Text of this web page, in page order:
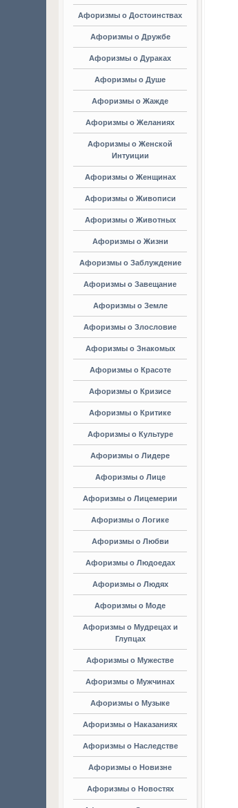
Афоризмы о Достоинствах
Афоризмы о Дружбе
Афоризмы о Дураках
Афоризмы о Душе
Афоризмы о Жажде
Афоризмы о Желаниях
Афоризмы о Женской
Интуиции
Афоризмы о Женщинах
Афоризмы о Живописи
Афоризмы о Животных
Афоризмы о Жизни
Афоризмы о Заблуждение
Афоризмы о Завещание
Афоризмы о Земле
Афоризмы о Злословие
Афоризмы о Знакомых
Афоризмы о Красоте
Афоризмы о Кризисе
Афоризмы о Критике
Афоризмы о Культуре
Афоризмы о Лидере
Афоризмы о Лице
Афоризмы о Лицемерии
Афоризмы о Логике
Афоризмы о Любви
Афоризмы о Людоедах
Афоризмы о Людях
Афоризмы о Моде
Афоризмы о Мудрецах и
Глупцах
Афоризмы о Мужестве
Афоризмы о Мужчинах
Афоризмы о Музыке
Афоризмы о Наказаниях
Афоризмы о Наследстве
Афоризмы о Новизне
Афоризмы о Новостях